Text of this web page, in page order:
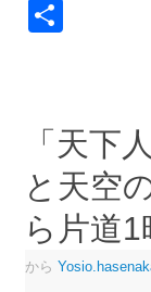
「天下
と天空
ら片道1
から